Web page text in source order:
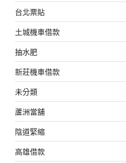
台北票貼
土城機車借款
抽水肥
新莊機車借款
未分類
蘆洲當舖
陰道緊縮
高雄借款